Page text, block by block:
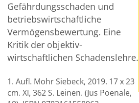
Gefährdungsschaden und
betriebswirtschaftliche
Vermögensbewertung. Eine
Kritik der objektiv-
wirtschaftlichen Schadenslehre.
1. Aufl. Mohr Siebeck, 2019. 17 x 23
cm. XI, 362 S. Leinen. (Jus Poenale,